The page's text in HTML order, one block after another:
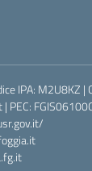
IPA: M2U8KZ